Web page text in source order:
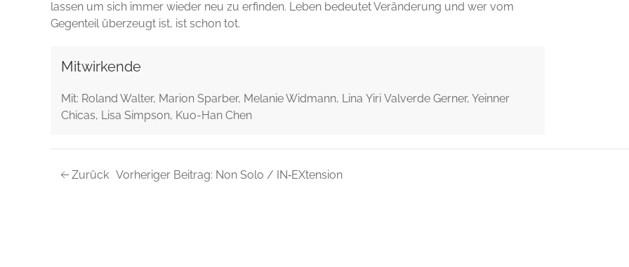
lassen um sich immer wieder neu zu erfinden. Leben bedeutet Veränderung und wer vom
Gegenteil überzeugt ist, ist schon tot.
Mitwirkende
Mit: Roland Walter, Marion Sparber, Melanie Widmann, Lina Yiri Valverde Gerner, Yeinner
Chicas, Lisa Simpson, Kuo-Han Chen
Zurück Vorheriger Beitrag: Non Solo / IN‑EXtension